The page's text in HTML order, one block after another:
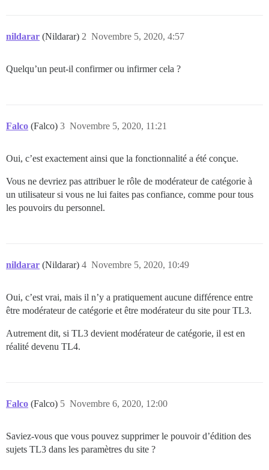
nildarar (Nildarar) Novembre 5, 2020, 4:57
2
Quelqu’un peut-il confirmer ou infirmer cela ?
Falco (Falco) Novembre 5, 2020, 11:21
3
Oui, c’est exactement ainsi que la fonctionnalité a été conçue.
Vous ne devriez pas attribuer le rôle de modérateur de catégorie à
un utilisateur si vous ne lui faites pas confiance, comme pour tous
les pouvoirs du personnel.
nildarar (Nildarar) Novembre 5, 2020, 10:49
4
Oui, c’est vrai, mais il n’y a pratiquement aucune différence entre
être modérateur de catégorie et être modérateur du site pour TL3.
Autrement dit, si TL3 devient modérateur de catégorie, il est en
réalité devenu TL4.
Falco (Falco) Novembre 6, 2020, 12:00
5
Saviez-vous que vous pouvez supprimer le pouvoir d’édition des
sujets TL3 dans les paramètres du site ?